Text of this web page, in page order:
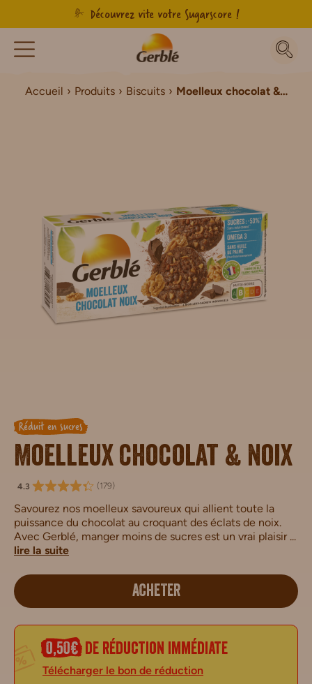
Découvrez vite votre Sugarscore !
Accueil Produits Biscuits Moelleux chocolat & noix
Réduit en sucres
Moelleux chocolat & noix
4.3 (179)
Savourez nos moelleux savoureux qui allient toute la
puissance du chocolat au croquant des éclats de noix.
Avec Gerblé, manger moins de sucres est un vrai plaisir ...
lire la suite
ACHETER
0,50€de réduction immédiate
Télécharger le bon de réduction